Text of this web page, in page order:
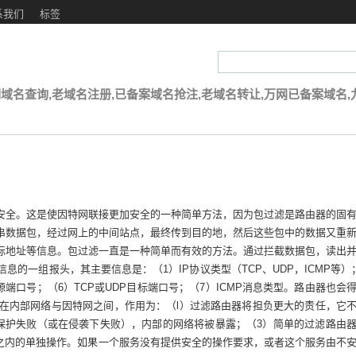
我们 标签
名查询,老域名注册,已备案域名抢注,老域名转让,万网已备案域名,
。这是使因特网联接更加安全的一种简单方法，因为包过滤是路由器的固
据包，经过网上的中间站点，最终传到目的地，然后这些包中的数据又重
址等信息。包过滤一直是一种简单而有效的方法。通过拦截数据包，读出
的一组报头，其主要信息是：（1）IP协议类型（TCP、UDP，ICMP等）
口号；（6）TCP或UDP目标端口号；（7）ICMP消息类型。路由器也会
部网络与因特网之间，作用为：（l）过滤路由器将担负更大的责任，它
失败（或在侵袭下失败），内部的网络将被暴露；（3）简单的过滤路由
的单独操作。如果一个服务没有提供安全的操作要求，或者这个服务由不